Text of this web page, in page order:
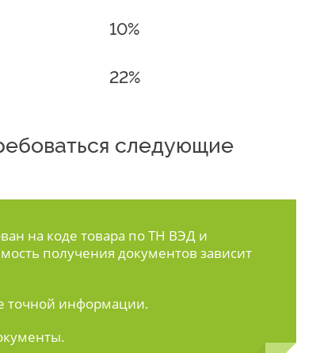
10%
22%
следующие
на коде товара по ТН ВЭД и
получения документов зависит
точной информации.